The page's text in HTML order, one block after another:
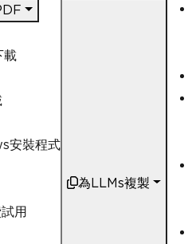
載
安裝程式
用
為LLMs複製